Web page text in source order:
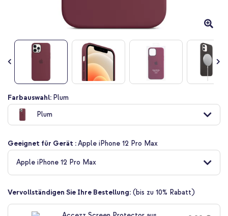
Zum
Anfang
Bildgalerie
Farbauswahl: Plum
Plum
Geeignet für Gerät :Apple iPhone 12 Pro Max
Apple iPhone 12 Pro Max
Vervollständigen Sie Ihre Bestellung: (bis zu 10% Rabatt)